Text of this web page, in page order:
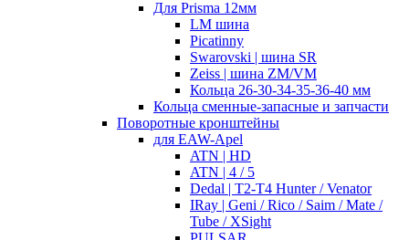
Для Prisma 12мм
LM шина
Picatinny
Swarovski | шина SR
Zeiss | шина ZM/VM
Кольца 26-30-34-35-36-40 мм
Кольца сменные-запасные и запчасти
Поворотные кронштейны
для EAW-Apel
ATN | HD
ATN | 4 / 5
Dedal | T2-T4 Hunter / Venator
IRay | Geni / Rico / Saim / Mate /
Tube / XSight